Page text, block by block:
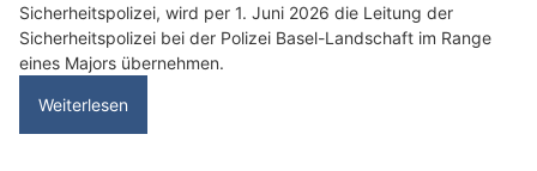
Sicherheitspolizei, wird per 1. Juni 2026 die Leitung der
Sicherheitspolizei bei der Polizei Basel-Landschaft im Range
eines Majors übernehmen.
Weiterlesen